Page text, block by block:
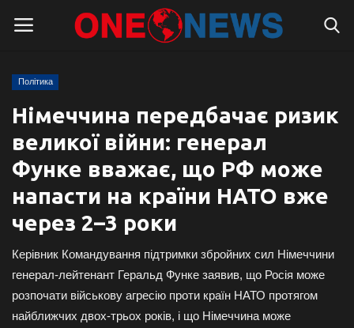
Головна
Контакти
Про нас
Підтримати проєкт
Правила для блогерів
Політика
Німеччина передбачає ризик
великої війни: генерал
Функе вважає, що РФ може
напасти на країни НАТО вже
через 2–3 роки
Керівник Командування підтримки збройних сил Німеччини
генерал-лейтенант Геральд Функе заявив, що Росія може
розпочати військову агресію проти країн НАТО протягом
найближчих двох-трьох років, і що Німеччина може